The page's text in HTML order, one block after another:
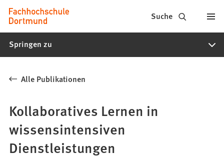
Inhalt anspringen
Fachhochschule
Dortmund
-
Studiengänge,
Bewerbung
Suche
Springen zu
Alle Publikationen
Kollaboratives Lernen in
wissensintensiven
Dienstleistungen